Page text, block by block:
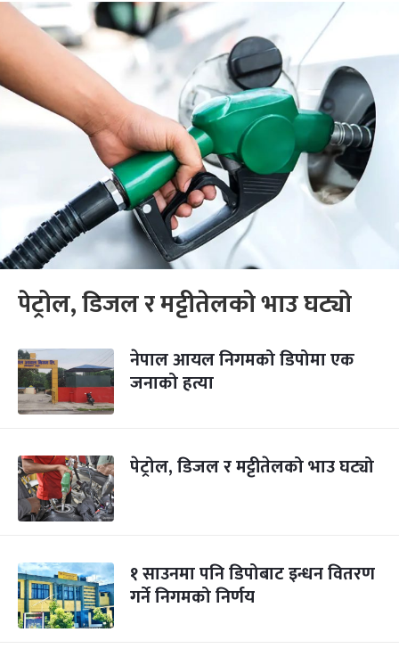
पेट्रोल, डिजल र मट्टीतेलको भाउ घट्यो
नेपाल आयल निगमको डिपोमा एक
जनाको हत्या
पेट्रोल, डिजल र मट्टीतेलको भाउ घट्यो
१ साउनमा पनि डिपोबाट इन्धन वितरण
गर्ने निगमको निर्णय